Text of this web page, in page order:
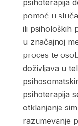
psihoterapija
pomoć u
ili psiholoških
u značajnoj
proces te
doživljava u
psihoterapija
otklanjanje
razumevanje